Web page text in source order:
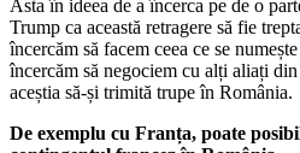
Asta în ideea de a încerca pe de o
Trump ca această retragere să fie
încercăm să facem ceea ce se
încercăm să negociem cu alți aliați
aceștia să-și trimită trupe în România.
De exemplu cu Franța, poate